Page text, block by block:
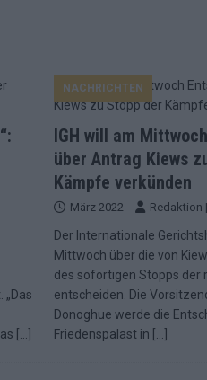
NACHRICHTEN
IGH will am
über Antrag Kiews
Kämpfe verkünden
März 2022 Redaktion
Der Internationale
Mittwoch über die von
des sofortigen Stopps der
entscheiden. Die
Donoghue werde die
Friedenspalast in